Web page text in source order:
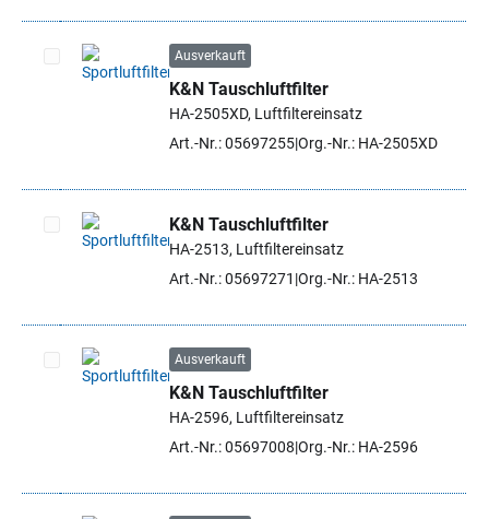
Artikel auswählen
Ausverkauft
K&N Tauschluftfilter
HA-2505XD, Luftfiltereinsatz
Art.-Nr.: 05697255Org.-Nr.: HA-2505XD
Artikel auswählen
K&N Tauschluftfilter
HA-2513, Luftfiltereinsatz
Art.-Nr.: 05697271 Org.-Nr.: HA-2513
Artikel auswählen
Ausverkauft
K&N Tauschluftfilter
HA-2596, Luftfiltereinsatz
Art.-Nr.: 05697008 Org.-Nr.: HA-2596